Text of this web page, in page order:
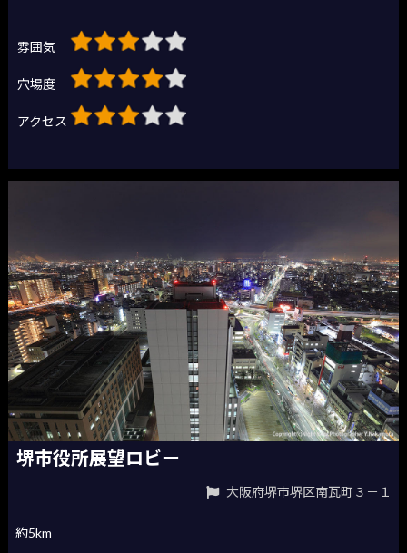
雰囲気
穴場度
アクセス
堺市役所展望ロビー
大阪府堺市堺区南瓦町３－１
約5km